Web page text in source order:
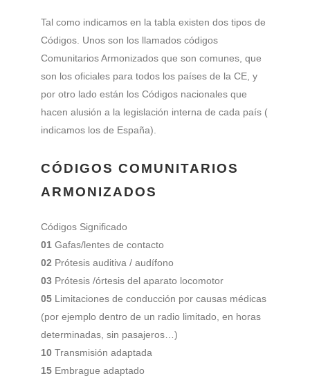
Tal como indicamos en la tabla existen dos tipos de
Códigos. Unos son los llamados códigos
Comunitarios Armonizados que son comunes, que
son los oficiales para todos los países de la CE, y
por otro lado están los Códigos nacionales que
hacen alusión a la legislación interna de cada país (
indicamos los de España).
CÓDIGOS COMUNITARIOS
ARMONIZADOS
Códigos Significado
01 Gafas/lentes de contacto
02 Prótesis auditiva / audífono
03 Prótesis /órtesis del aparato locomotor
05 Limitaciones de conducción por causas médicas
(por ejemplo dentro de un radio limitado, en horas
determinadas, sin pasajeros…)
10 Transmisión adaptada
15 Embrague adaptado